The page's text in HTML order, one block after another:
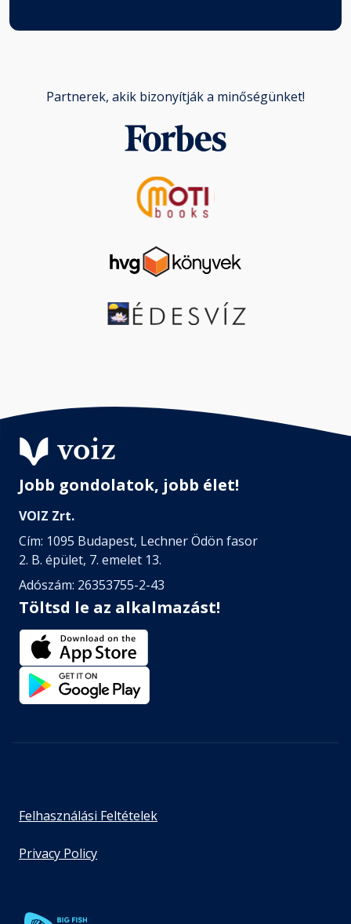
Partnerek, akik bizonyítják a minőségünket!
Jobb gondolatok, jobb élet!
VOIZ Zrt.
Cím: 1095 Budapest, Lechner Ödön fasor
2. B. épület, 7. emelet 13.
Adószám: 26353755-2-43
Töltsd le az alkalmazást!
Felhasználási Feltételek
Privacy Policy